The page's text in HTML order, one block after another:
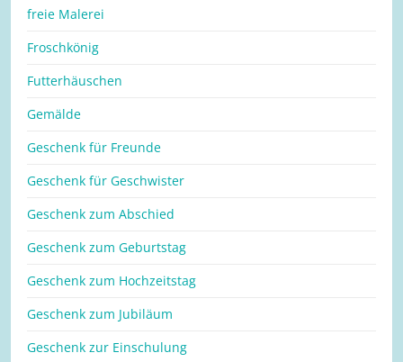
freie Malerei
Froschkönig
Futterhäuschen
Gemälde
Geschenk für Freunde
Geschenk für Geschwister
Geschenk zum Abschied
Geschenk zum Geburtstag
Geschenk zum Hochzeitstag
Geschenk zum Jubiläum
Geschenk zur Einschulung